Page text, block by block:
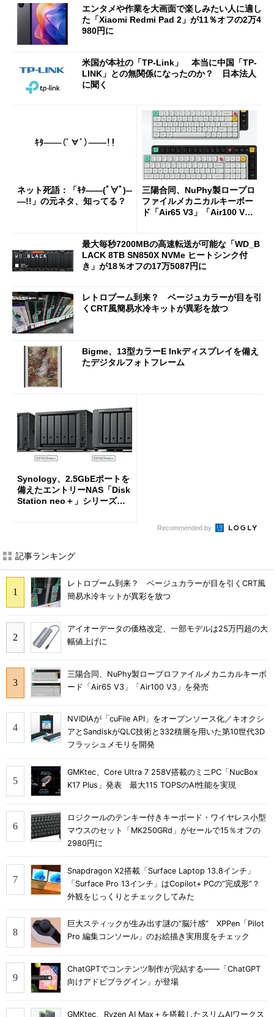
エンタメや作業を大画面で楽しみたい人に適し
た「Xiaomi Redmi Pad 2」が11％オフの2万4
980円に
米国が本社の「TP-Link」 本当に中国「TP-
LINK」との無関係になったのか？ 日本法人
に聞く
ネット死語：「ｷﾀ――(ﾟ∀ﾟ)―
―!!」の元ネタ、知ってる？
三陽合同、NuPhy製ロープロ
ファイルメカニカルキーボー
ド「Air65 V3」「Air100 V
最大毎秒7200MBの高速転送が可能な「WD_B
LACK 8TB SN850X NVMe ヒートシンク付
き」が18％オフの17万5087円に
レトロブーム到来？ ベージュカラーが目を引
くCRT風簡易水冷キットが異彩を放つ
Bigme、13型カラーE Inkディスプレイを備え
たデジタルフォトフレーム
Synology、2.5GbEポートを
備えたエントリーNAS「Disk
Station neo＋」シリーズを
Recommended by
記事ランキング
レトロブーム到来？ ベージュカラーが目を引くCRT風
簡易水冷キットが異彩を放つ
アイオーデータの価格改定、一部モデルは25万円超の大
幅値上げに
三陽合同、NuPhy製ロープロファイルメカニカルキーボ
ード「Air65 V3」「Air100 V3」を発売
NVIDIAが「cuFile API」をオープンソース化／キオクシ
アとSandiskがQLC技術と332積層を用いた第10世代3D
フラッシュメモリを開発
GMKtec、Core Ultra 7 258V搭載のミニPC「NucBox
K17 Plus」発表 最大115 TOPSのAI性能を実現
ロジクールのテンキー付きキーボード・ワイヤレス小型
マウスのセット「MK250GRd」がセールで15％オフの
2980円に
Snapdragon X2搭載「Surface Laptop 13.8インチ」
「Surface Pro 13インチ」はCopilot+ PCの“完成形”？
外観をじっくりとチェックしてみた
巨大スティックが生み出す謎の“脳汁感” XPPen「Pilot
Pro 編集コンソール」のお絵描き実用度をチェック
ChatGPTでコンテンツ制作が完結する――「ChatGPT
向けアドビプラグイン」が登場
GMKtec、Ryzen AI Max＋を搭載したスリムAIワークス